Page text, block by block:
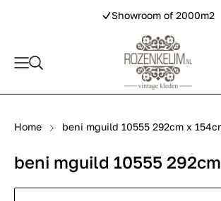
Showroom of 2000m2
Home beni mguild 10555 292cm x
beni mguild 10555